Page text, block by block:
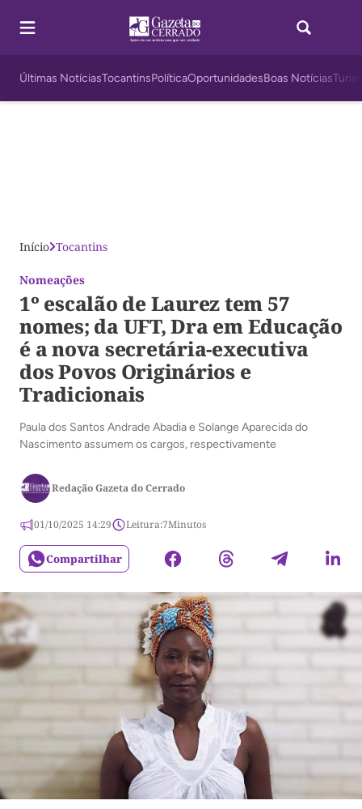
Últimas NotíciasTocantinsPolíticaOportunidadesBoas Notícias
Início Tocantins
Nomeações
1º escalão de Laurez tem 57
nomes; da UFT, Dra em Educação
é a nova secretária-executiva
dos Povos Originários e
Tradicionais
Paula dos Santos Andrade Abadia e Solange Aparecida do
Nascimento assumem os cargos, respectivamente
Redação Gazeta do Cerrado
01/10/2025 14:29 Leitura:7Minutos
Compartilhar